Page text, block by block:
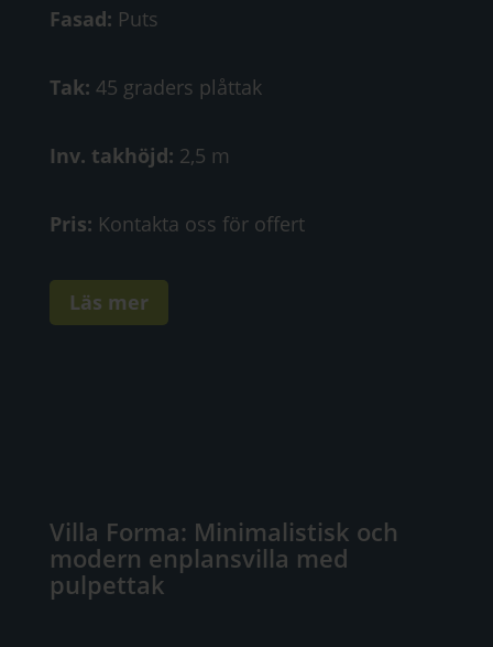
Fasad: Puts
Tak: 45 graders plåttak
Inv. takhöjd: 2,5 m
Pris: Kontakta oss för offert
Läs mer
Villa Forma: Minimalistisk och
modern enplansvilla med
pulpettak